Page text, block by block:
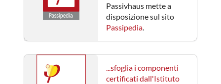
Passivhaus mette a
disposizione sul sito
Passipedia.
...sfoglia i componenti
certificati dall'Istituto